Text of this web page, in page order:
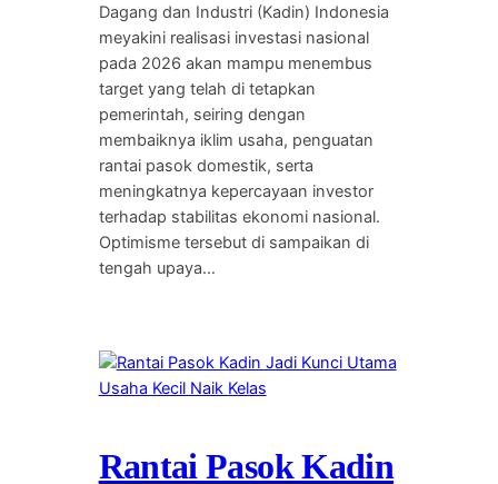
Dagang dan Industri (Kadin) Indonesia
meyakini realisasi investasi nasional
pada 2026 akan mampu menembus
target yang telah di tetapkan
pemerintah, seiring dengan
membaiknya iklim usaha, penguatan
rantai pasok domestik, serta
meningkatnya kepercayaan investor
terhadap stabilitas ekonomi nasional.
Optimisme tersebut di sampaikan di
tengah upaya…
Rantai Pasok Kadin